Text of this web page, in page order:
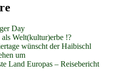
Day
Welt(kultur)erbe !?
wünscht der Haibischl
um
Land Europas – Reisebericht